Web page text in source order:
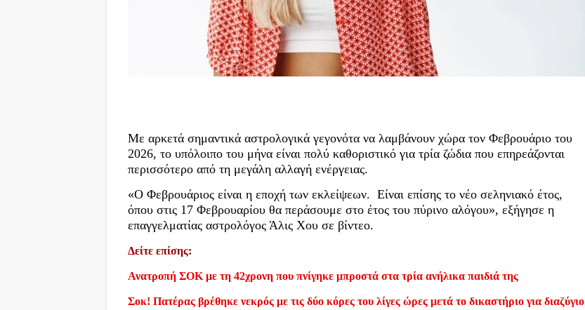
Με αρκετά σημαντικά αστρολογικά γεγονότα να λαμβάνουν χώρα τον Φεβρουάριο του
2026, το υπόλοιπο του μήνα είναι πολύ καθοριστικό για τρία ζώδια που επηρεάζονται
περισσότερο από τη μεγάλη αλλαγή ενέργειας.
«Ο Φεβρουάριος είναι η εποχή των εκλείψεων. Είναι επίσης το νέο σεληνιακό έτος,
όπου στις 17 Φεβρουαρίου θα περάσουμε στο έτος του πύρινο αλόγου», εξήγησε η
επαγγελματίας αστρολόγος Άλις Χου σε βίντεο.
Δείτε επίσης:
Ανατροπή ΣΟΚ με τη 42χρονη που πνίγηκε μπροστά στα τρία ανήλικα παιδιά της
Σοκ! Πατέρας βρέθηκε νεκρός με τις δύο κόρες του λίγες ώρες μετά το δικαστήριο για διαζύγιο